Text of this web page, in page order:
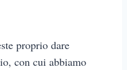
proprio dare
con cui abbiamo